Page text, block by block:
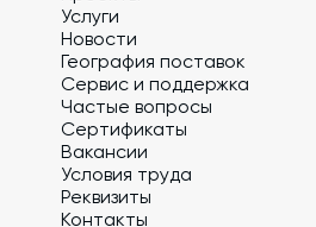
Услуги
Новости
География поставок
Сервис и поддержка
Частые вопросы
Сертификаты
Вакансии
Условия труда
Реквизиты
Контакты